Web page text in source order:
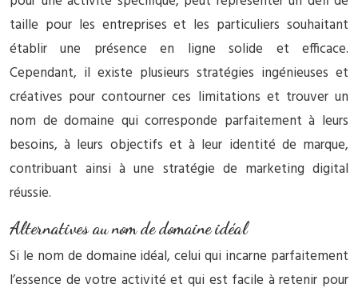
taille pour les entreprises et les particuliers souhaitant
établir une présence en ligne solide et efficace.
Cependant, il existe plusieurs stratégies ingénieuses et
créatives pour contourner ces limitations et trouver un
nom de domaine qui corresponde parfaitement à leurs
besoins, à leurs objectifs et à leur identité de marque,
contribuant ainsi à une stratégie de marketing digital
réussie.
Alternatives au nom de domaine idéal
Si le nom de domaine idéal, celui qui incarne parfaitement
l’essence de votre activité et qui est facile à retenir pour